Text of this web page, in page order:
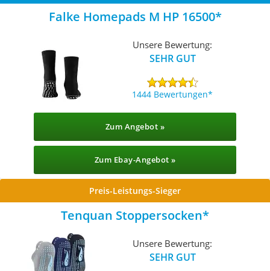
Falke Homepads M HP 16500
Unsere Bewertung:
SEHR GUT
1444 Bewertungen
Zum Angebot »
Zum Ebay-Angebot »
Preis-Leistungs-Sieger
Tenquan Stoppersocken
Unsere Bewertung:
SEHR GUT